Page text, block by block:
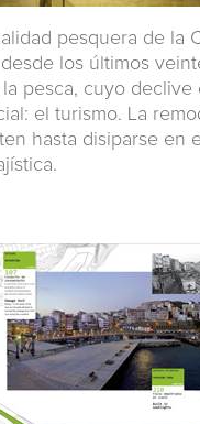
pesquera de la
los últimos
pesca, cuyo
el turismo. La
hasta disiparse en